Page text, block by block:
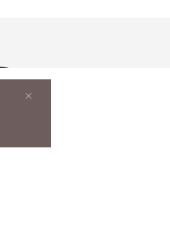
×